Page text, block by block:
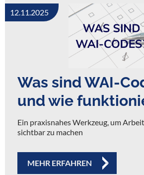
12.11.2025
Was sind WAI-
und wie
Ein praxisnahes Werkzeug, um
sichtbar zu machen
MEHR ERFAHREN